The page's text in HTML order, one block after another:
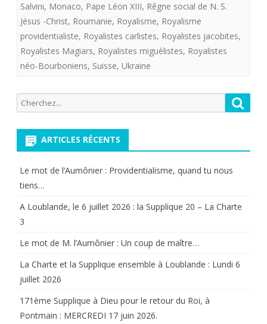
Salvini, Monaco, Pape Léon XIII, Rêgne social de N. S.
Jésus -Christ, Roumanie, Royalisme, Royalisme
providentialiste, Royalistes carlistes, Royalistes jacobites,
Royalistes Magiars, Royalistes miguèlistes, Royalistes
néo-Bourboniens, Suisse, Ukraine
Recherche
pour:
ARTICLES RÉCENTS
Le mot de l’Aumônier : Providentialisme, quand tu nous
tiens…
A Loublande, le 6 juillet 2026 : la Supplique 20 – La Charte
3
Le mot de M. l’Aumônier : Un coup de maître…
La Charte et la Supplique ensemble à Loublande : Lundi 6
juillet 2026
171ème Supplique à Dieu pour le retour du Roi, à
Pontmain : MERCREDI 17 juin 2026.